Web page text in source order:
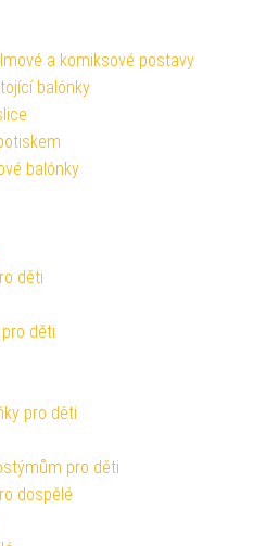
a komiksové postavy
balónky
balónky
děti
děti
pro děti
pro děti
dospělé